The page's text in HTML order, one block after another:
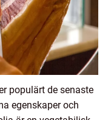
populärt de senaste
egenskaper och